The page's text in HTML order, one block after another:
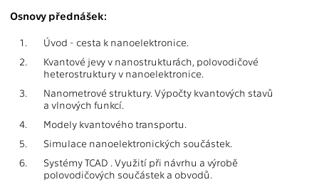
Osnovy přednášek:
1.
Úvod - cesta k nanoelektronice.
2.
Kvantové jevy v nanostrukturách, polovodičové
heterostruktury v nanoelektronice.
3.
Nanometrové struktury. Výpočty kvantových stavů
a vlnových funkcí.
4.
Modely kvantového transportu.
5.
Simulace nanoelektronických součástek.
6.
Systémy TCAD . Využití při návrhu a výrobě
polovodičových součástek a obvodů.